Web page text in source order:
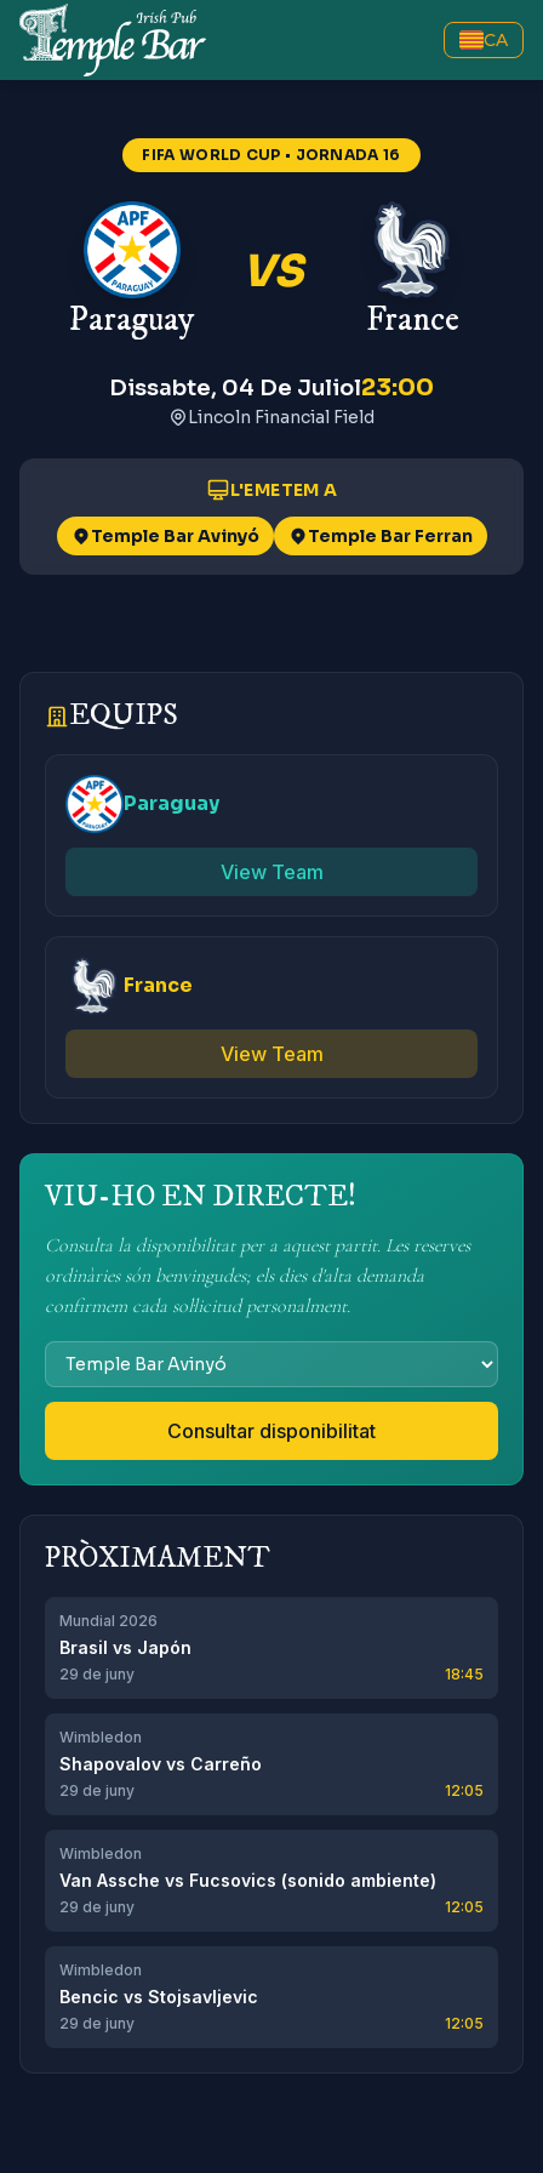
CA
FIFA WORLD CUP • JORNADA 16
Paraguay
VS
France
Dissabte, 04 De Juliol23:00
Lincoln Financial Field
L'EMETEM A
Temple Bar Avinyó Temple Bar Ferran
EQUIPS
Paraguay
View Team
France
View Team
VIU-HO EN DIRECTE!
Consulta la disponibilitat per a aquest partit. Les reserves
ordinàries són benvingudes; els dies d'alta demanda
confirmem cada sol·licitud personalment.
Consultar disponibilitat
PRÒXIMAMENT
Mundial 2026
Brasil vs Japón
29 de juny 18:45
Wimbledon
Shapovalov vs Carreño
29 de juny 12:05
Wimbledon
Van Assche vs Fucsovics (sonido ambiente)
29 de juny 12:05
Wimbledon
Bencic vs Stojsavljevic
29 de juny 12:05